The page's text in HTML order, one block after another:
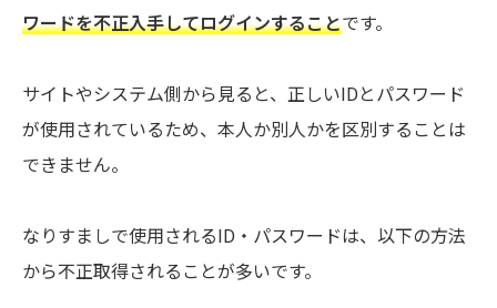
ワードを不正入手してログインすることです。
サイトやシステム側から見ると、正しいIDとパスワード
が使用されているため、本人か別人かを区別することは
できません。
なりすましで使用されるID・パスワードは、以下の方法
から不正取得されることが多いです。